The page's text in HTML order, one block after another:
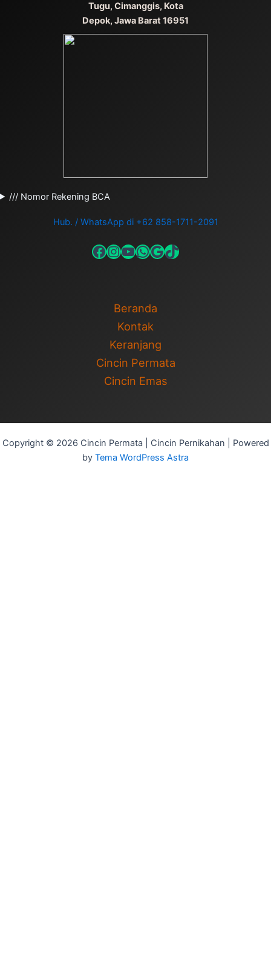
Tugu, Cimanggis, Kota
Depok, Jawa Barat 16951
/// Nomor Rekening BCA
Hub. / WhatsApp di +62 858-1711-2091
Beranda
Kontak
Keranjang
Cincin Permata
Cincin Emas
Copyright © 2026 Cincin Permata | Cincin Pernikahan | Powered
by Tema WordPress Astra